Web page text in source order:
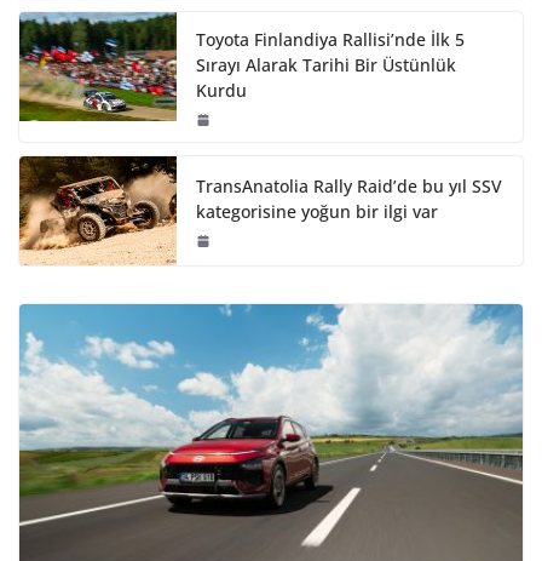
Toyota Finlandiya Rallisi’nde İlk 5
Sırayı Alarak Tarihi Bir Üstünlük
Kurdu
TransAnatolia Rally Raid’de bu yıl SSV
kategorisine yoğun bir ilgi var